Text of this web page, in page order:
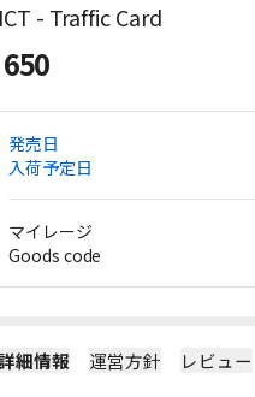
- Traffic Card
650
発売日
入荷予定日
マイレージ
Goods code
細情報 運営方針 レビュー